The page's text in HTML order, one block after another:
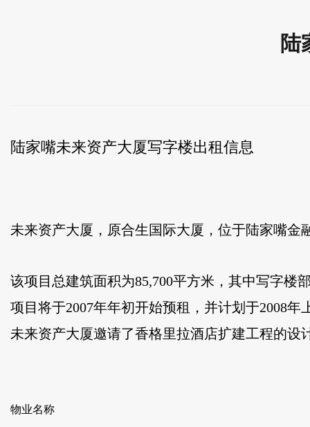
陆
陆家嘴未来资产大厦写字楼出租信息
未来资产大厦，原合生国际大厦，位于陆家嘴金
该项目总建筑面积为85,700平方米，其中写字楼部分
项目将于2007年年初开始预租，并计划于
未来资产大厦邀请了香格里拉酒店扩建工程的设
物业名称